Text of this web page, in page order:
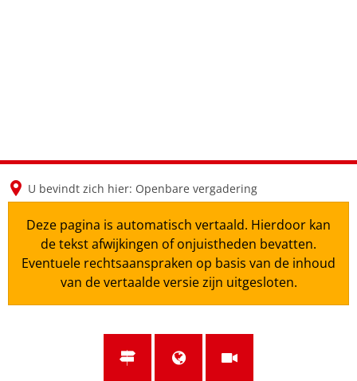
U bevindt zich hier: Openbare vergadering
Deze pagina is automatisch vertaald. Hierdoor kan
de tekst afwijkingen of onjuistheden bevatten.
Eventuele rechtsaanspraken op basis van de inhoud
van de vertaalde versie zijn uitgesloten.